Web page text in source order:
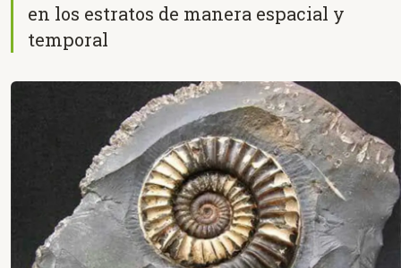
en los estratos de manera espacial y
temporal